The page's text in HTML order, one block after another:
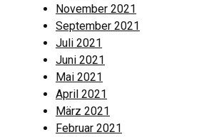
November 2021
September 2021
Juli 2021
Juni 2021
Mai 2021
April 2021
März 2021
Februar 2021